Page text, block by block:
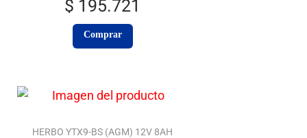
$ 195.721
Comprar
HERBO YTX9-BS (AGM) 12V 8AH